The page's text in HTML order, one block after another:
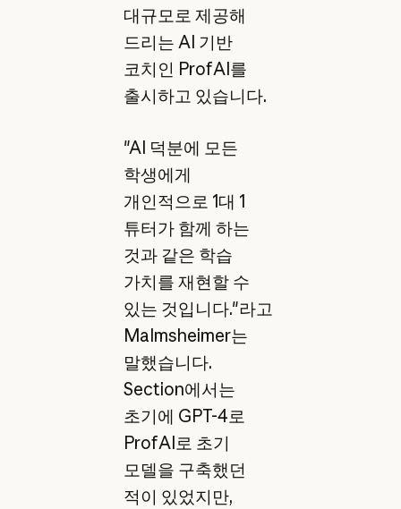
대규모로 제공해
드리는 AI 기반
코치인 ProfAI를
출시하고 있습니다.
"AI 덕분에 모든
학생에게
개인적으로 1대 1
튜터가 함께 하는
것과 같은 학습
가치를 재현할 수
있는 것입니다."라고
Malmsheimer는
말했습니다.
Section에서는
초기에 GPT-4로
ProfAI로 초기
모델을 구축했던
적이 있었지만,